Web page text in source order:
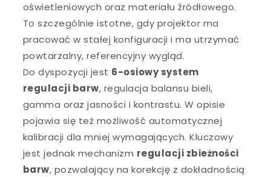
oświetleniowych oraz materiału źródłowego.
To szczególnie istotne, gdy projektor ma
pracować w stałej konfiguracji i ma utrzymać
powtarzalny, referencyjny wygląd.
Do dyspozycji jest 6-osiowy system
regulacji barw, regulacja balansu bieli,
gamma oraz jasności i kontrastu. W opisie
pojawia się też możliwość automatycznej
kalibracji dla mniej wymagających. Kluczowy
jest jednak mechanizm regulacji zbieżności
barw, pozwalający na korekcję z dokładnością